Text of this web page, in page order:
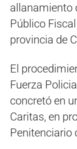
allanamiento
Público
provincia de
El
Fuerza
concretó en
Caritas, en
Penitenciario